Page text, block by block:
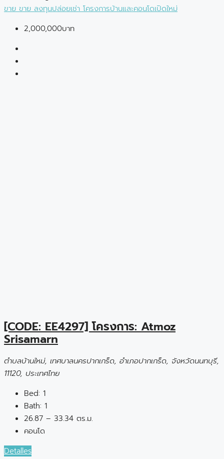
ขาย ขาย ลงทุนปล่อยเช่า โครงการบ้านและคอนโดเปิดใหม่
2,000,000บาท
[CODE: EE4297] โครงการ: Atmoz
Srisamarn
ตำบลบ้านใหม่, เทศบาลนครปากเกร็ด, อำเภอปากเกร็ด, จังหวัดนนทบุรี,
11120, ประเทศไทย
Bed: 1
Bath: 1
26.87 – 33.34 ตร.ม.
คอนโด
Detalles